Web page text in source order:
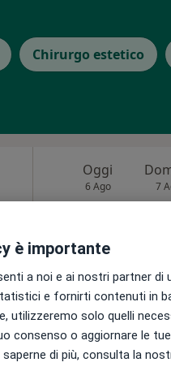
Chirurgo estetico
€
Oggi
6 Ago 7
Non ci
Chiedi di
è importante
a noi e ai nostri partner di
e fornirti contenuti in
utilizzeremo solo quelli
consenso o aggiornare le
di più, consulta la